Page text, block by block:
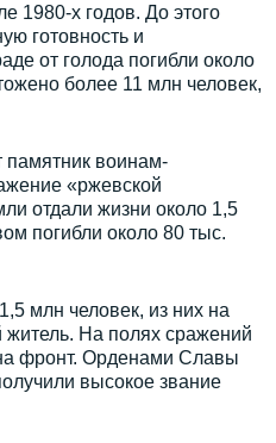
1980-х годов. До этого
готовность и
от голода погибли около
более 11 млн человек,
памятник воинам-
«ржевской
отдали жизни около 1,5
погибли около 80 тыс.
млн человек, из них на
На полях сражений
фронт. Орденами Славы
высокое звание